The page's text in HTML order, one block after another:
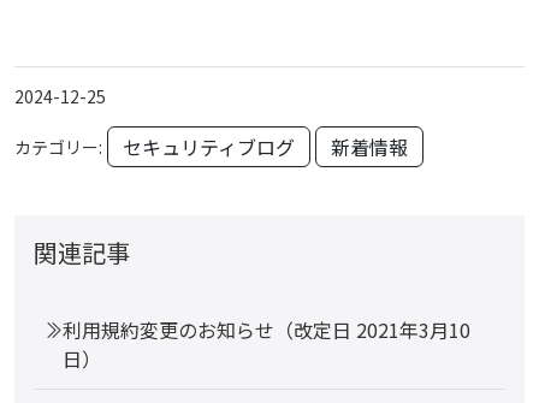
2024-12-25
カテゴリー: セキュリティブログ 新着情報
関連記事
利用規約変更のお知らせ（改定日 2021年3月10
日）